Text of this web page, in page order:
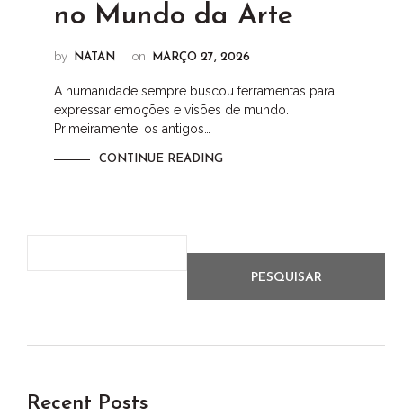
no Mundo da Arte
by NATAN on MARÇO 27, 2026
A humanidade sempre buscou ferramentas para
expressar emoções e visões de mundo.
Primeiramente, os antigos…
CONTINUE READING
PESQUISAR
Recent Posts